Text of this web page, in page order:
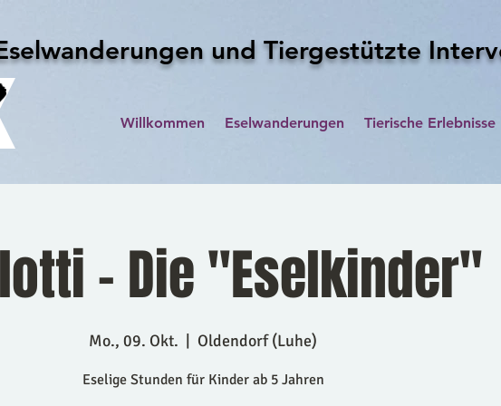
Willkommen Eselwanderungen Tierische Erlebnisse
und Tiergestützte
- Die "Eselkinder"
Mo., 09. Okt. Oldendorf (Luhe)
Eselige Stunden für Kinder ab 5 Jahren